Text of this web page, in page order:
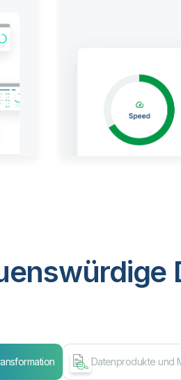
Datenprodukte und